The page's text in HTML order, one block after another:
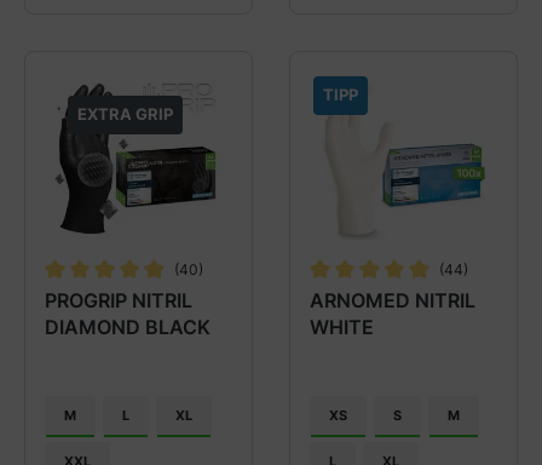
EXTRA GRIP
PROGRIP NITRIL
DIAMOND BLACK
Durchschnittliche Bewertung von 4.9 von 5 Sternen
(40)
M L XL
TIPP
ARNOMED NITRIL
WHITE
Durchschnittliche
(44)
XS S M